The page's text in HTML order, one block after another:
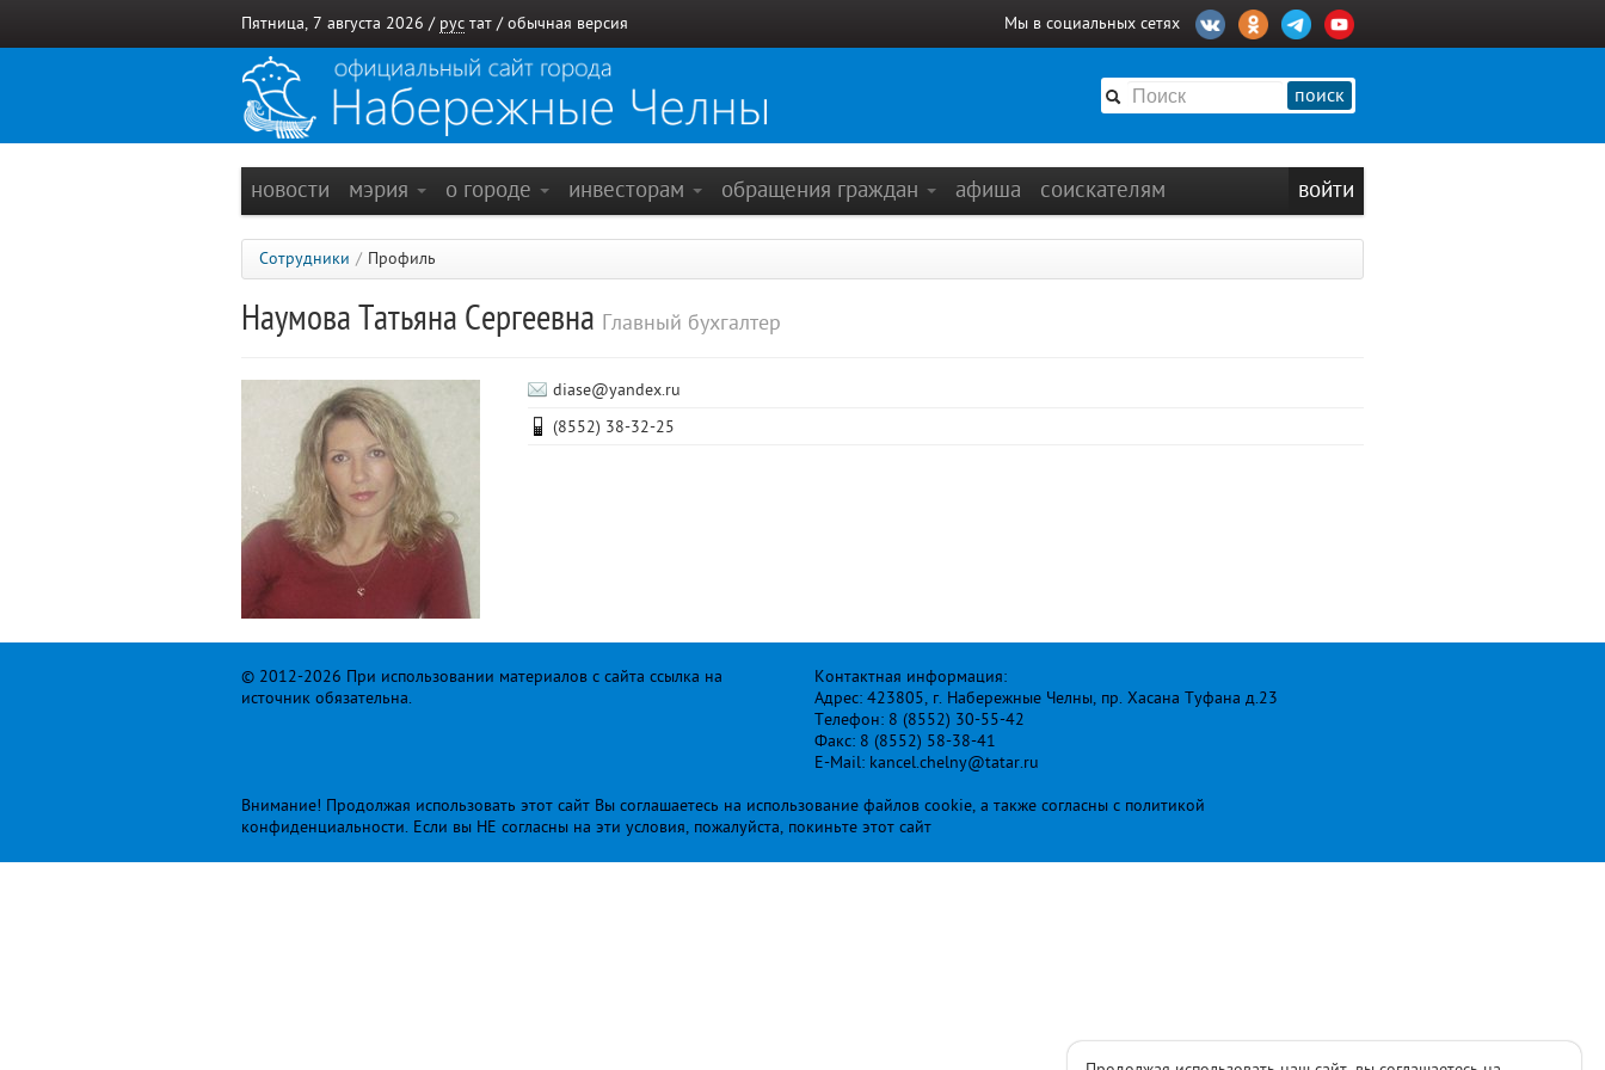
Пятница, 7 августа 2026 / рус тат / обычная версия Мы в социальных сетях
поиск
новости мэрия о городе инвесторам обращения граждан афиша соискателям войти
Сотрудники / Профиль
Наумова Татьяна Сергеевна Главный бухгалтер
diase@yandex.ru
(8552) 38-32-25
© 2012-2026 При использовании материалов с сайта ссылка на
источник обязательна.
Контактная информация:
Адрес: 423805, г. Набережные Челны, пр. Хасана Туфана д.23
Телефон: 8 (8552) 30-55-42
Факс: 8 (8552) 58-38-41
E-Mail: kancel.chelny@tatar.ru
Внимание! Продолжая использовать этот сайт Вы соглашаетесь на использование файлов cookie, а также согласны с политикой
конфиденциальности. Если вы НЕ согласны на эти условия, пожалуйста, покиньте этот сайт